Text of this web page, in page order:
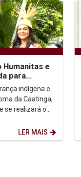
Humanitas e
para
indígena e
da Caatinga,
se realizará o
LER MAIS